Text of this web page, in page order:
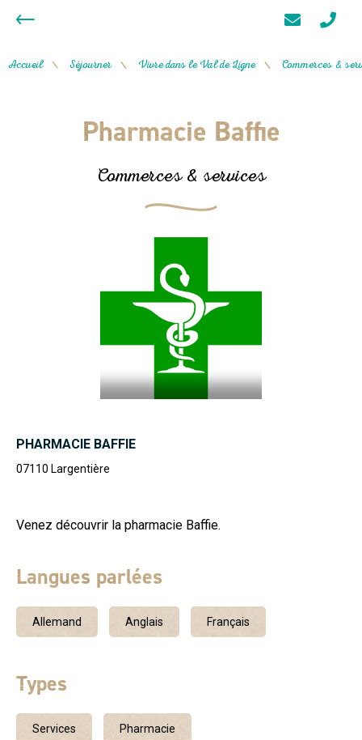
Accueil / Séjourner / Vivre dans le Val de Ligne / Commerces &
Pharmacie Baffie
Commerces & services
PHARMACIE BAFFIE
07110 Largentière
Venez découvrir la pharmacie Baffie.
Langues parlées
Allemand Anglais Français
Types
Services Pharmacie